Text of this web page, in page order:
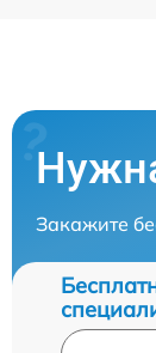
Закажите